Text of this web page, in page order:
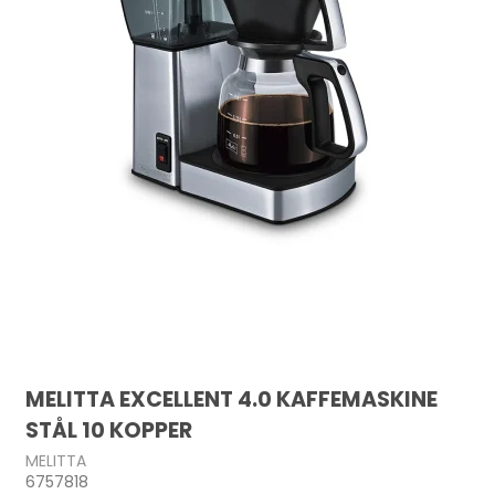
MELITTA EXCELLENT 4.0 KAFFEMASKINE
STÅL 10 KOPPER
MELITTA
6757818